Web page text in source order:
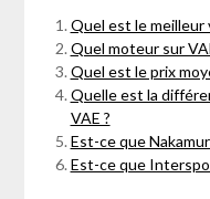
Quel est le
Quel moteur sur
Quel est le prix
Quelle est la
VAE ?
Est-ce que
Est-ce que